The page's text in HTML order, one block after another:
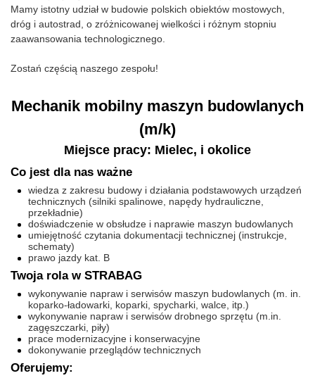
Mamy istotny udział w budowie polskich obiektów mostowych,
dróg i autostrad, o zróżnicowanej wielkości i różnym stopniu
zaawansowania technologicznego.
Zostań częścią naszego zespołu!
Mechanik mobilny maszyn budowlanych
(m/k)
Miejsce pracy: Mielec, i okolice
Co jest dla nas ważne
wiedza z zakresu budowy i działania podstawowych urządzeń
technicznych (silniki spalinowe, napędy hydrauliczne,
przekładnie)
doświadczenie w obsłudze i naprawie maszyn budowlanych
umiejętność czytania dokumentacji technicznej (instrukcje,
schematy)
prawo jazdy kat. B
Twoja rola w STRABAG
wykonywanie napraw i serwisów maszyn budowlanych (m. in.
koparko-ładowarki, koparki, spycharki, walce, itp.)
wykonywanie napraw i serwisów drobnego sprzętu (m.in.
zagęszczarki, piły)
prace modernizacyjne i konserwacyjne
dokonywanie przeglądów technicznych
Oferujemy: